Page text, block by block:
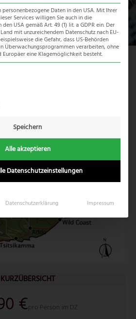
KURZÜBERSICHT
€pro Person im DZ
Daten in den USA. Mit Ihrer
Services willigen Sie auch in die
USA gemäß Art. 49 (1) lit. a GDPR ein. Der
mit unzureichendem Datenschutz nach EU-
die Gefahr, dass US-Behörden
Überwachungsprogrammen verarbeiten, ohne
Europäer eine Klagemöglichkeit besteht.
Service-Gruppen, für die eine
Speichern
Alle akzeptieren
Datenschutzeinstellungen
Datenschutzerklärung Impressum